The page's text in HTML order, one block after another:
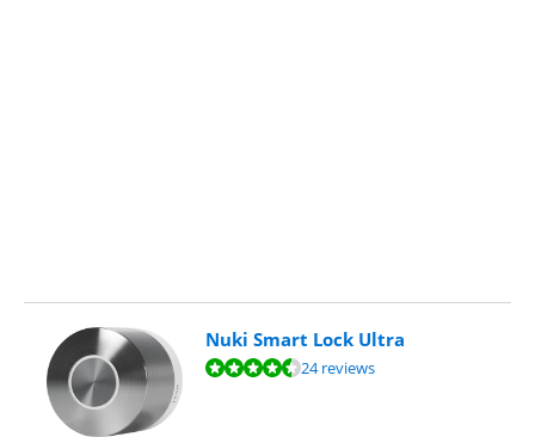
Nuki Smart Lock Ultra
Beoordeling is 9,1 van de 10, gebaseerd op 24 reviews.
24 reviews